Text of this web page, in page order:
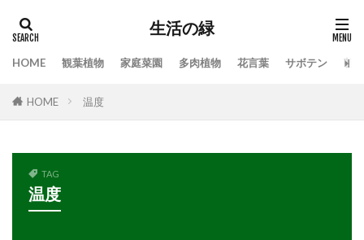
生活の緑
HOME 観葉植物 家庭菜園 多肉植物 花言葉 サボテン 苔
HOME 温度
TAG
温度
100均
水槽
水草トリートメント